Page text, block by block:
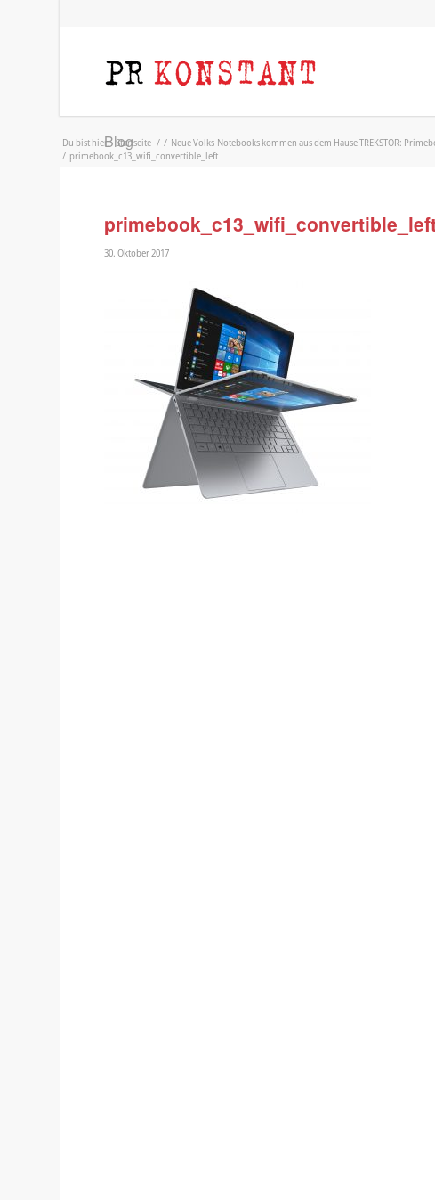
Blog
Du bist hier: Startseite / / Neue Volks-Notebooks kommen aus dem Hause TREKSTOR:
/ primebook_c13_wifi_convertible_left
30. Oktober 2017